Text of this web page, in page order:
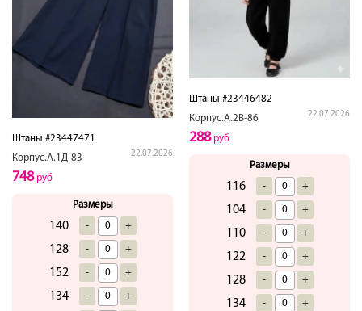
Штаны #23447471
Корпус.А.1Д-83
22.07.2026
748руб
Размеры
140 - +
128 - +
152 - +
134 - +
Штаны #23446482
Корпус.А.2В-86
22.07.2026
288руб
Размеры
116 - +
104 - +
110 - +
122 - +
128 - +
134 - +